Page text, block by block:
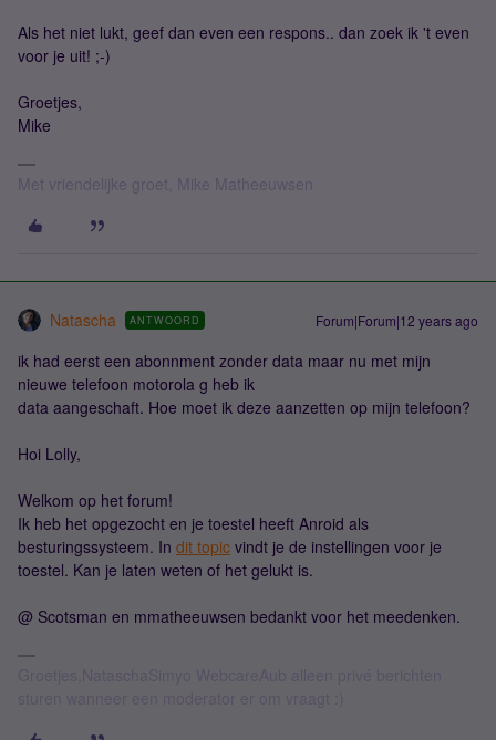
Als het niet lukt, geef dan even een respons.. dan zoek ik 't even
voor je uit! ;-)
Groetjes,
Mike
Met vriendelijke groet, Mike Matheeuwsen
Natascha ANTWOORD Forum|Forum|12 years ago
ik had eerst een abonnment zonder data maar nu met mijn
nieuwe telefoon motorola g heb ik
data aangeschaft. Hoe moet ik deze aanzetten op mijn telefoon?
Hoi Lolly,
Welkom op het forum!
Ik heb het opgezocht en je toestel heeft Anroid als
besturingssysteem. In dit topic vindt je de instellingen voor je
toestel. Kan je laten weten of het gelukt is.
@ Scotsman en mmatheeuwsen bedankt voor het meedenken.